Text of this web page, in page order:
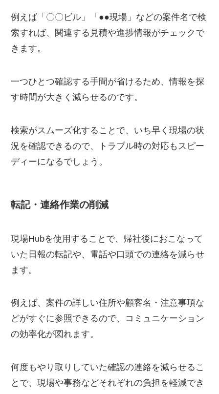
例えば「〇〇ビル」「●●現場」などの案件名で検
索すれば、関連する見積や進捗情報がチェックで
きます。
一つひとつ確認する手間が省けるため、情報を探
す時間が大きく減らせるのです。
検索がスムーズ化することで、いち早く現場の状
況を確認できるので、トラブル時の対応もスピー
ディーになるでしょう。
転記・連絡作業の削減
現場Hubを使用することで、帰社後におこなって
いた日報の転記や、電話や口頭での連絡を減らせ
ます。
例えば、案件の詳しい住所や顧客名・注意事項な
どがすぐに参照できるので、コミュニケーション
の効率化が図れます。
何度もやり取りしていた確認の連絡を減らせるこ
とで、現場や事務などそれぞれの負担を軽減でき